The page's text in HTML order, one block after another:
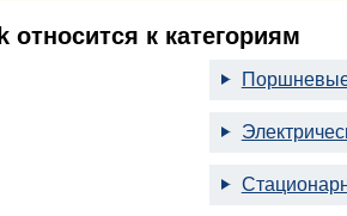
к категориям